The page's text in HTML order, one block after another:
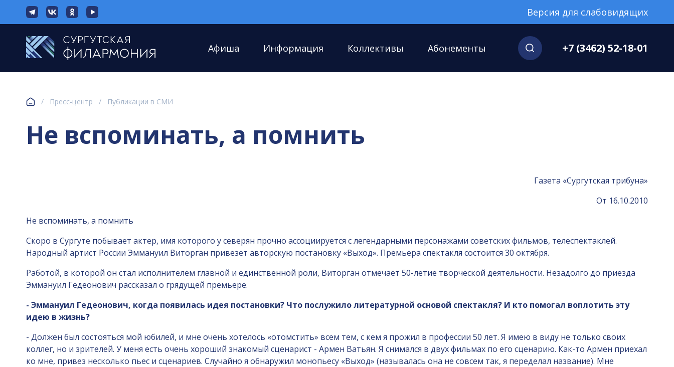
Версия для слабовидящих
Афиша Информация Коллективы Абонементы +7 (3462) 52-18-01
/ Пресс-центр / Публикации в СМИ
Не вспоминать, а помнить
Газета «Сургутская трибуна»
От 16.10.2010
Не вспоминать, а помнить
Скоро в Сургуте побывает актер, имя которого у северян прочно ассоциируется с легендарными персонажами советских фильмов, телеспектаклей.
Народный артист России Эммануил Виторган привезет авторскую постановку «Выход». Премьера спектакля состоится 30 октября.
Работой, в которой он стал исполнителем главной и единственной роли, Виторган отмечает 50-летие творческой деятельности. Незадолго до приезда
Эммануил Гедеонович рассказал о грядущей премьере.
- Эммануил Гедеонович, когда появилась идея постановки? Что послужило литературной основой спектакля? И кто помогал воплотить эту
идею в жизнь?
- Должен был состояться мой юбилей, и мне очень хотелось «отомстить» всем тем, с кем я прожил в профессии 50 лет. Я имею в виду не только своих
коллег, но и зрителей. У меня есть очень хороший знакомый сценарист - Армен Ватьян. Я снимался в двух фильмах по его сценарию. Как-то Армен приехал
ко мне, привез несколько пьес и сценариев. Случайно я обнаружил монопьесу «Выход» (называлась она не совсем так, я переделал название). Мне